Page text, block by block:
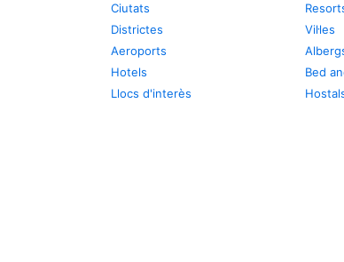
Ciutats
Districtes
Aeroports
Hotels
Llocs d'interès
Vil·les
Bed